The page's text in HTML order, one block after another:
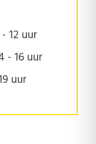
12 uur
- 16 uur
uur